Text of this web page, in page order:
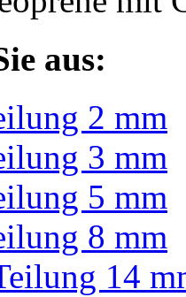
aus:
2 mm
3 mm
5 mm
8 mm
14